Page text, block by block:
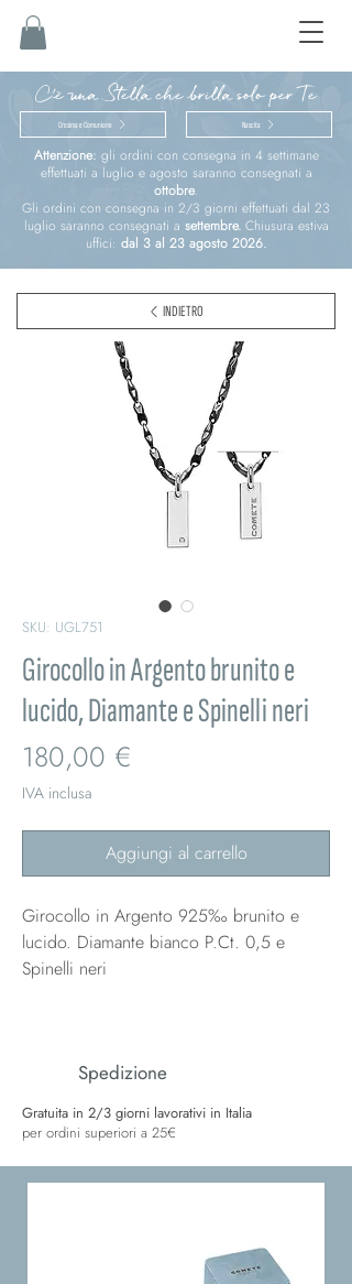
C'è una Stella che brilla solo per Te
Cresima e Comunione Nascita
Attenzione: gli ordini con consegna in 4 settimane
effettuati a luglio e agosto saranno consegnati a
ottobre.
Gli ordini con consegna in 2/3 giorni effettuati dal 23
luglio saranno consegnati a settembre.Chiusura estiva
uffici: dal 3 al 23 agosto 2026.
SKU: UGL751
Girocollo in Argento brunito e
lucido, Diamante e Spinelli neri
180,00 €
IVA inclusa
Aggiungi al carrello
Girocollo in Argento 925‰ brunito e
lucido. Diamante bianco P.Ct. 0,5 e
Spinelli neri
INDIETRO
Spedizione
Gratuita in 2/3 giorni lavorativi in Italia
per ordini superiori a 25€